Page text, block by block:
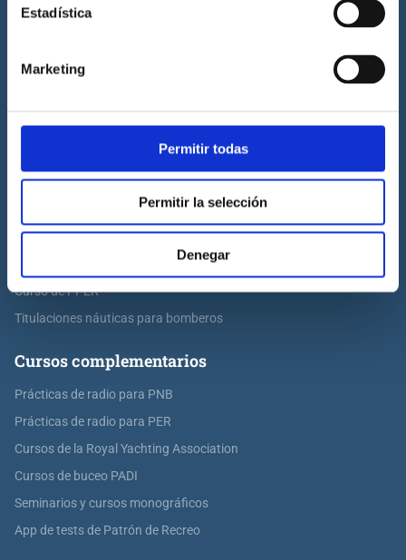
Estadística
Marketing
Permitir todas
Permitir la selección
Denegar
Prácticas de habilitación a vela
Titulaciones náuticas
Curso de Licencia de Navegación
Curso de PNB
Curso de Patrón de Yate
Curso de PPER
Titulaciones náuticas para bomberos
Cursos complementarios
Prácticas de radio para PNB
Prácticas de radio para PER
Cursos de la Royal Yachting Association
Cursos de buceo PADI
Seminarios y cursos monográficos
App de tests de Patrón de Recreo